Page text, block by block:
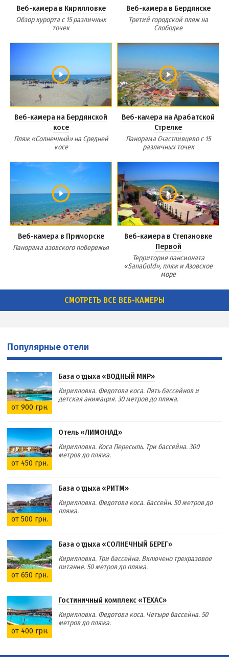
Веб-камера в Кирилловке
Обзор курорта с 15 различных
точек
Веб-камера в Бердянске
Третий городской пляж на
Слободке
Веб-камера на Бердянской
косе
Пляж «Солнечный» на Средней
косе
Веб-камера на Арабатской
Стрелке
Панорама Счастливцево с 15
различных точек
Веб-камера в Приморске
Панорама азовского побережья
Веб-камера в Степановке
Первой
Территория пансионата
«SanaGold», пляж и Азовское
море
СМОТРЕТЬ ВСЕ ВЕБ-КАМЕРЫ
Популярные отели
от 900 грн.
База отдыха «ВОДНЫЙ МИР»
Кирилловка. Федотова коса. Пять бассейнов и
детская анимация. 30 метров до пляжа.
от 450 грн.
Отель «ЛИМОНАД»
Кирилловка. Коса Пересыпь. Три бассейна. 300
метров до пляжа.
от 500 грн.
База отдыха «РИТМ»
Кирилловка. Федотова коса. Бассейн. 50 метров до
пляжа.
от 650 грн.
База отдыха «СОЛНЕЧНЫЙ БЕРЕГ»
Кирилловка. Три бассейна. Включено трехразовое
питание. 50 метров до пляжа.
от 400 грн.
Гостиничный комплекс «ТЕХАС»
Кирилловка. Федотова коса. Четыре бассейна. 50
метров до пляжа.